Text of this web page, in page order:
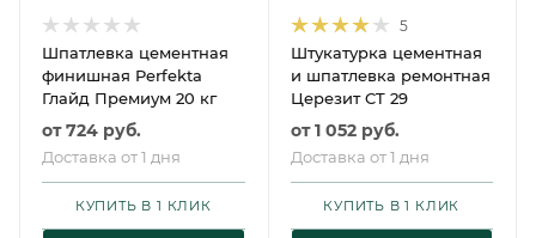
Шпатлевка цементная
финишная Perfekta
Глайд Премиум 20 кг
от724 руб.
Доставка от 1 дня
КУПИТЬ В 1 КЛИК
5
Штукатурка цементная
и шпатлевка ремонтная
Церезит CT 29
от1 052 руб.
Доставка от 1 дня
КУПИТЬ В 1 КЛИК